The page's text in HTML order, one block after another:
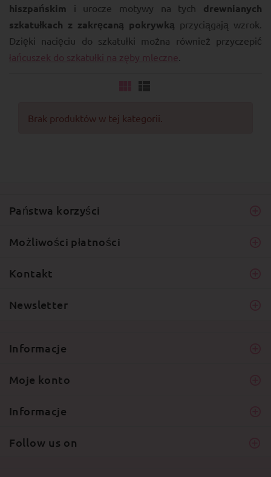
hiszpańskim i urocze motywy na tych drewnianych
szkatułkach z zakręcaną pokrywką przyciągają wzrok.
Dzięki nacięciu do szkatułki można również przyczepić
łańcuszek do szkatułki na zęby mleczne
Brak produktów w tej kategorii.
Państwa korzyści
Możliwości płatności
Kontakt
Newsletter
Informacje
Moje konto
Informacje
Follow us on